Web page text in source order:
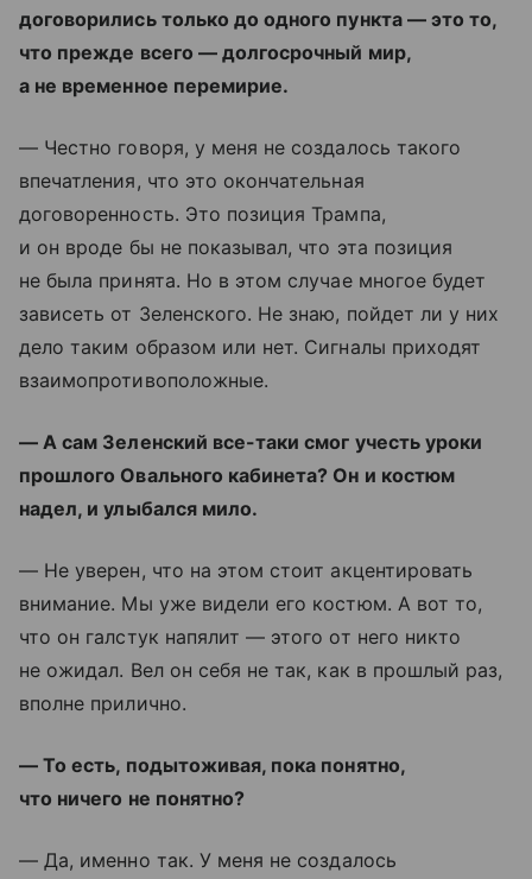
договорились только до одного пункта — это то,
что прежде всего — долгосрочный мир,
а не временное перемирие.
— Честно говоря, у меня не создалось такого
впечатления, что это окончательная
договоренность. Это позиция Трампа,
и он вроде бы не показывал, что эта позиция
не была принята. Но в этом случае многое будет
зависеть от Зеленского. Не знаю, пойдет ли у них
дело таким образом или нет. Сигналы приходят
взаимопротивоположные.
— А сам Зеленский все-таки смог учесть уроки
прошлого Овального кабинета? Он и костюм
надел, и улыбался мило.
— Не уверен, что на этом стоит акцентировать
внимание. Мы уже видели его костюм. А вот то,
что он галстук напялит — этого от него никто
не ожидал. Вел он себя не так, как в прошлый раз,
вполне прилично.
— То есть, подытоживая, пока понятно,
что ничего не понятно?
— Да, именно так. У меня не создалось